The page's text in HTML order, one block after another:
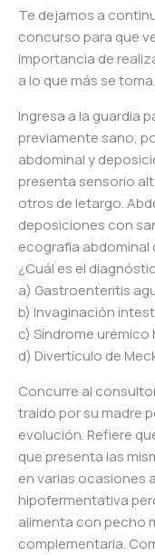
Te dejamos a
concurso para que
importancia de
a lo que más se
Ingresa a la guardia
previamente sano,
abdominal y
presenta sensorio
otros de letargo.
deposiciones con
ecografía abdominal
¿Cuál es el
a) Gastroenteritis
b) Invaginación
c) Síndrome urémico
d) Divertículo de
Concurre al
traído por su madre
evolución. Refiere
que presenta las
en varias ocasiones
hipofermentativa
alimenta con pecho
complementaria.